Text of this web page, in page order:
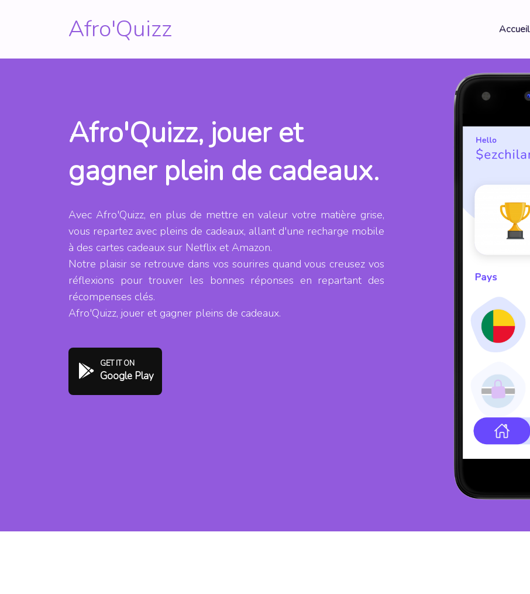
Afro'Quizz Accueil
Afro'Quizz, jouer et
gagner plein de cadeaux.
Avec Afro'Quizz, en plus de mettre en valeur votre matière grise,
vous repartez avec pleins de cadeaux, allant d'une recharge mobile
à des cartes cadeaux sur Netflix et Amazon.
Notre plaisir se retrouve dans vos sourires quand vous creusez vos
réflexions pour trouver les bonnes réponses en repartant des
récompenses clés.
Afro'Quizz, jouer et gagner pleins de cadeaux.
GET IT ON
Google Play